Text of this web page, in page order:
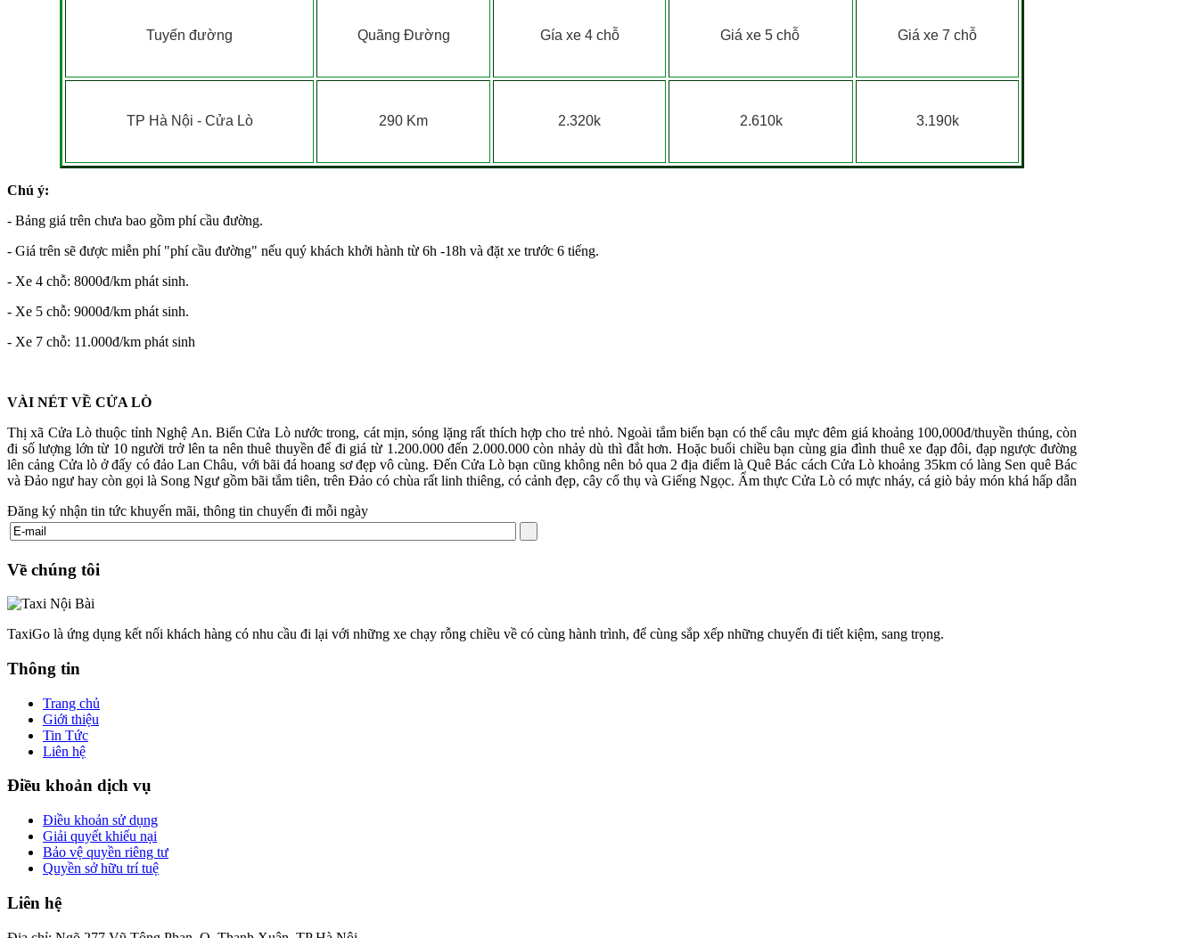
Tuyến đường Quãng Đường Gía xe 4 chỗ Giá xe 5 chỗ Giá xe 7 chỗ
TP Hà Nội - Cửa Lò 290 Km 2.320k 2.610k 3.190k
Chú ý:
- Bảng giá trên chưa bao gồm phí cầu đường.
- Giá trên sẽ được miễn phí "phí cầu đường" nếu quý khách khởi hành từ 6h -18h và đặt xe trước 6 tiếng.
- Xe 4 chỗ: 8000đ/km phát sinh.
- Xe 5 chỗ: 9000đ/km phát sinh.
- Xe 7 chỗ: 11.000đ/km phát sinh
VÀI NÉT VỀ CỬA LÒ
Thị xã Cửa Lò thuộc tỉnh Nghệ An. Biển Cửa Lò nước trong, cát mịn, sóng lặng rất thích hợp cho trẻ nhỏ. Ngoài tắm biển bạn có thể câu mực đêm giá khoảng 100,000đ/thuyền thúng, còn
đi số lượng lớn từ 10 người trở lên ta nên thuê thuyền để đi giá từ 1.200.000 đến 2.000.000 còn nhảy dù thì đắt hơn. Hoặc buổi chiều bạn cùng gia đình thuê xe đạp đôi, đạp ngược đường
lên cảng Cửa lò ở đấy có đảo Lan Châu, với bãi đá hoang sơ đẹp vô cùng. Đến Cửa Lò bạn cũng không nên bỏ qua 2 địa điểm là Quê Bác cách Cửa Lò khoảng 35km có làng Sen quê Bác
và Đảo ngư hay còn gọi là Song Ngư gồm bãi tắm tiên, trên Đảo có chùa rất linh thiêng, có cảnh đẹp, cây cổ thụ và Giếng Ngọc. Ẩm thực Cửa Lò có mực nháy, cá giò bảy món khá hấp dẫn
Đăng ký nhận tin tức khuyến mãi, thông tin chuyến đi mỗi ngày
Về chúng tôi
TaxiGo là ứng dụng kết nối khách hàng có nhu cầu đi lại với những xe chạy rỗng chiều về có cùng hành trình, để cùng sắp xếp những chuyến đi tiết kiệm, sang trọng.
Thông tin
Trang chủ
Giới thiệu
Tin Tức
Liên hệ
Điều khoản dịch vụ
Điều khoản sử dụng
Giải quyết khiếu nại
Bảo vệ quyền riêng tư
Quyền sở hữu trí tuệ
Liên hệ